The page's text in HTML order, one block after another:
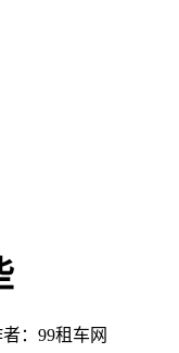
：99租车网